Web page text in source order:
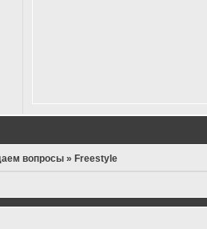
вопросы » Freestyle